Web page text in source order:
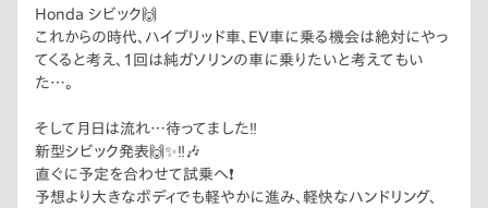
Honda シビック🙌
これからの時代、ハイブリッド車、EV車に乗る機会は絶対にやっ
てくると考え、1回は純ガソリンの車に乗りたいと考えてもい
た…。
そして月日は流れ…待ってました‼
新型シビック発表🙌✨‼🎶
直ぐに予定を合わせて試乗へ❗
予想より大きなボディでも軽やかに進み、軽快なハンドリング、